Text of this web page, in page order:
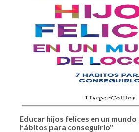
Educar hijos felices en un mundo
hábitos para conseguirlo"